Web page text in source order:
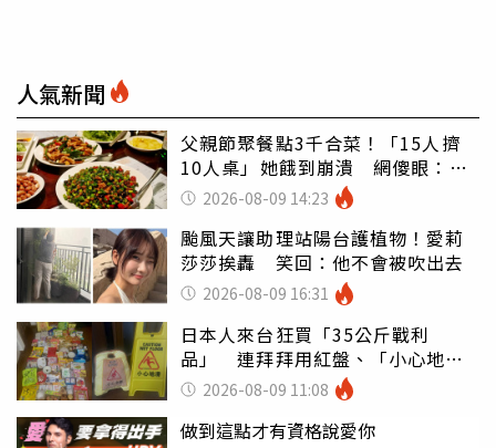
人氣新聞
父親節聚餐點3千合菜！「15人擠
10人桌」她餓到崩潰 網傻眼：讓
店家看笑話
2026-08-09 14:23
颱風天讓助理站陽台護植物！愛莉
莎莎挨轟 笑回：他不會被吹出去
2026-08-09 16:31
日本人來台狂買「35公斤戰利
品」 連拜拜用紅盤、「小心地
滑」告示牌也帶回家
2026-08-09 11:08
做到這點才有資格說愛你